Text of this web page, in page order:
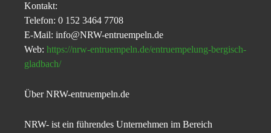
Kontakt:
Telefon: 0 152 3464 7708
E-Mail: info@NRW-entruempeln.de
Web: https://nrw-entruempeln.de/entruempelung-bergisch-
gladbach/
Über NRW-entruempeln.de
NRW- ist ein führendes Unternehmen im Bereich